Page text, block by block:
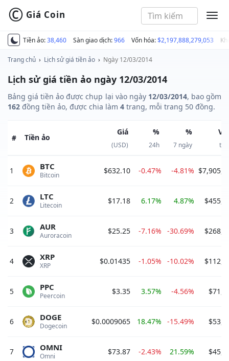
Tiền ảo:38,460 Sàn giao dịch:966 Vốn hóa:$2,197,888,279,053
© Giá Coin
Trang chủ › Lịch sử giá tiền ảo › Ngày 12/03/2014
Lịch sử giá tiền ảo ngày 12/03/2014
Bảng giá tiền ảo được chụp lại vào ngày 12/03/2014, bao gồm
162 đồng tiền ảo, được chia làm 4 trang, mỗi trang 50 đồng.
# Tiền ảo
Giá
(USD)
%
24h
%
7 ngày thị
1 Bitcoin
BTC $632.10 -0.47% -4.81%
2 Litecoin
LTC $17.18 6.17% 4.87%
3 Auroracoin
AUR $25.25 -7.16% -30.69%
4 XRP
XRP $0.01435 -1.05% -10.02%
5 Peercoin
PPC $3.35 3.57% -4.56%
6 Dogecoin
DOGE $0.0009065 18.47% -15.49%
7 Omni
OMNI $73.87 -2.43% 21.59%